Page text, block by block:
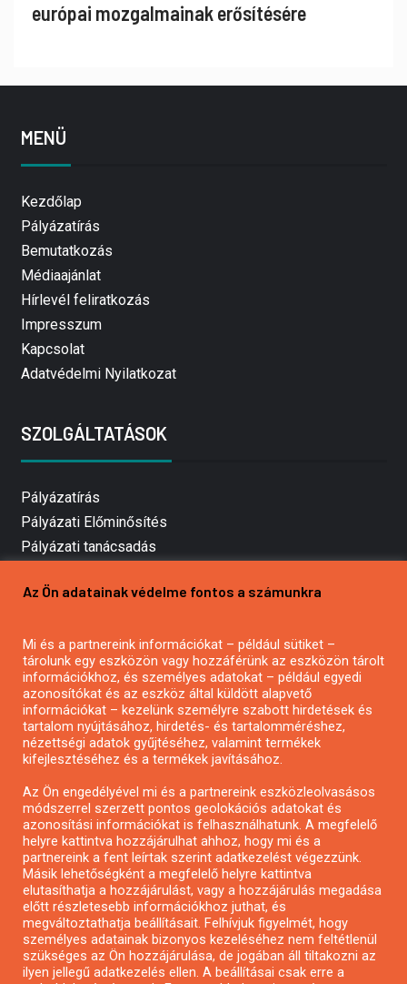
európai mozgalmainak erősítésére
MENÜ
Kezdőlap
Pályázatírás
Bemutatkozás
Médiaajánlat
Hírlevél feliratkozás
Impresszum
Kapcsolat
Adatvédelmi Nyilatkozat
SZOLGÁLTATÁSOK
Pályázatírás
Pályázati Előminősítés
Pályázati tanácsadás
Mezőgazdasági pályázatírás
Pályázatírás civil szervezeteknek
Pályázatírás önkormányzatoknak
Pályázatfigyelés
Specifikus pályázatfigyelés vagy hírlevél
Pályázatok magánszemélyeknek
Pályázatok civil szervezeteknek
Pályázatok vállalkozásoknak
Önkormányzati pályázatok
Mezőgazdasági pályázatok
Falusi turizmus pályázatok
Az Ön adatainak védelme fontos a számunkra
Mi és a partnereink információkat – például sütiket –
tárolunk egy eszközön vagy hozzáférünk az eszközön tárolt
információkhoz, és személyes adatokat – például egyedi
azonosítókat és az eszköz által küldött alapvető
információkat – kezelünk személyre szabott hirdetések és
tartalom nyújtásához, hirdetés- és tartalomméréshez,
nézettségi adatok gyűjtéséhez, valamint termékek
kifejlesztéséhez és a termékek javításához.
Az Ön engedélyével mi és a partnereink eszközleolvasásos
módszerrel szerzett pontos geolokációs adatokat és
azonosítási információkat is felhasználhatunk. A megfelelő
helyre kattintva hozzájárulhat ahhoz, hogy mi és a
partnereink a fent leírtak szerint adatkezelést végezzünk.
Másik lehetőségként a megfelelő helyre kattintva
elutasíthatja a hozzájárulást, vagy a hozzájárulás megadása
előtt részletesebb információkhoz juthat, és
megváltoztathatja beállításait. Felhívjuk figyelmét, hogy
személyes adatainak bizonyos kezeléséhez nem feltétlenül
szükséges az Ön hozzájárulása, de jogában áll tiltakozni az
ilyen jellegű adatkezelés ellen. A beállításai csak erre a